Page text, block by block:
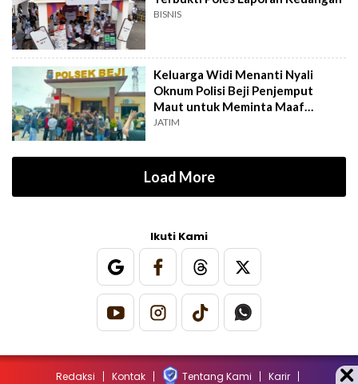
BISNIS
Keluarga Widi Menanti Nyali
Oknum Polisi Beji Penjemput
Maut untuk Meminta Maaf
Langsung
JATIM
Load More
Ikuti Kami
Redaksi Kontak Tentang Kami Karir